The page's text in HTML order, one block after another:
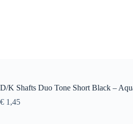
D/K Shafts Duo Tone Short Black –
€ 1,45